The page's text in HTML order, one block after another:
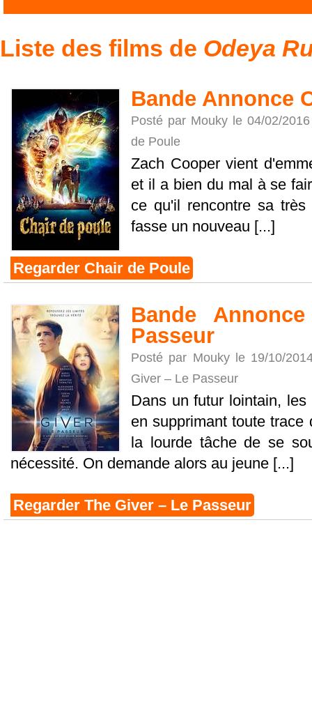
Liste des films de Odeya
Bande Annonce
Posté par Mouky le 04/02/
de Poule
Zach Cooper vient
et il a bien du mal à se
ce qu'il rencontre sa
fasse un nouveau [...]
Regarder Chair de Poule
Bande
Passeur
Posté par Mouky le 19/10/
Giver – Le Passeur
Dans un futur lointain,
en supprimant toute
la lourde tâche de se
nécessité. On demande alors au jeune [...]
Regarder The Giver – Le Passeur